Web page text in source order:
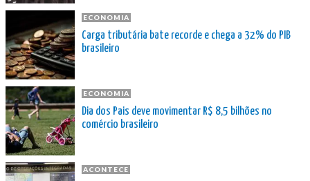
ECONOMIA
Carga tributária bate recorde e chega a 32% do PIB
brasileiro
ECONOMIA
Dia dos Pais deve movimentar R$ 8,5 bilhões no
comércio brasileiro
ACONTECE